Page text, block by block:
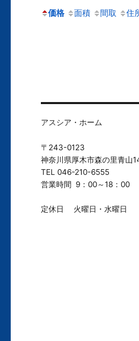
価格 面積 間取 住
アスシア・ホーム
〒243-0123
神奈川県厚木市森の里青山
TEL 046-210-6555
営業時間 9：00～18：00
定休日 火曜日・水曜日